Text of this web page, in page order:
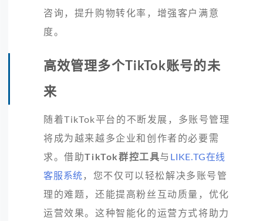
咨询，提升购物转化率，增强客户满意
度。
高效管理多个TikTok账号的未
来
随着TikTok平台的不断发展，多账号管理
将成为越来越多企业和创作者的必要需
求。借助TikTok群控工具与 LIKE.TG在线
客服系统 ，您不仅可以轻松解决多账号管
理的难题，还能提高粉丝互动质量，优化
运营效果。这种智能化的运营方式将助力